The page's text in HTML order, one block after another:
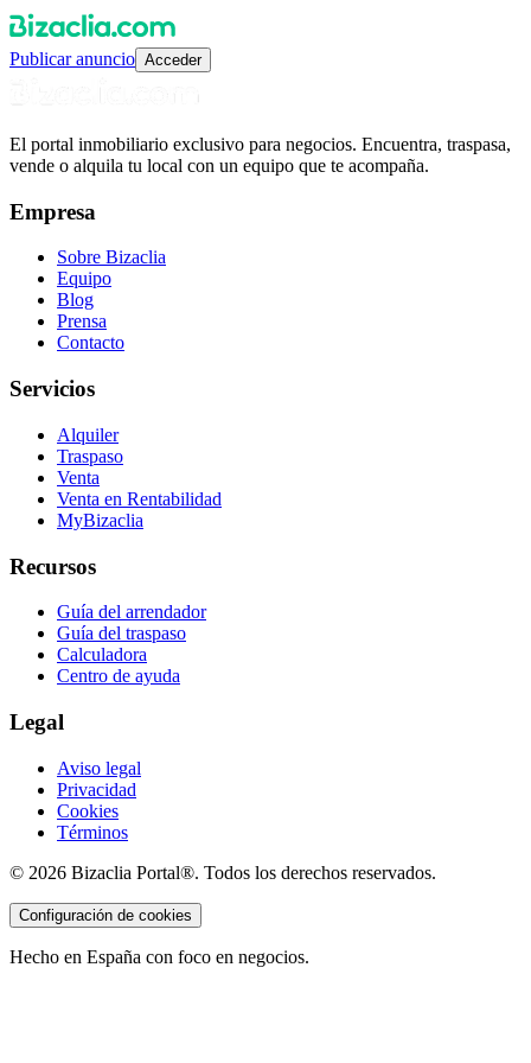
Publicar anuncio Acceder
El portal inmobiliario exclusivo para negocios. Encuentra, traspasa,
vende o alquila tu local con un equipo que te acompaña.
Empresa
Sobre Bizaclia
Equipo
Blog
Prensa
Contacto
Servicios
Alquiler
Traspaso
Venta
Venta en Rentabilidad
MyBizaclia
Recursos
Guía del arrendador
Guía del traspaso
Calculadora
Centro de ayuda
Legal
Aviso legal
Privacidad
Cookies
Términos
© 2026 Bizaclia Portal®. Todos los derechos reservados.
Configuración de cookies
Hecho en España con foco en negocios.